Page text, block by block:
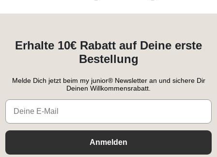
Erhalte 10€ Rabatt auf Deine erste
Bestellung
Melde Dich jetzt beim my junior® Newsletter an und sichere Dir
Deinen Willkommensrabatt.
Email
Anmelden